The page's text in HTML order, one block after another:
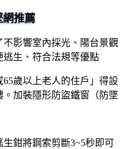
網推薦
影響室內採光、陽台景觀
逃生、符合法規等優點
歲以上老人的住戶」得設
加裝隱形防盜鐵窗（防墜
鉗將鋼索剪斷3~5秒即可